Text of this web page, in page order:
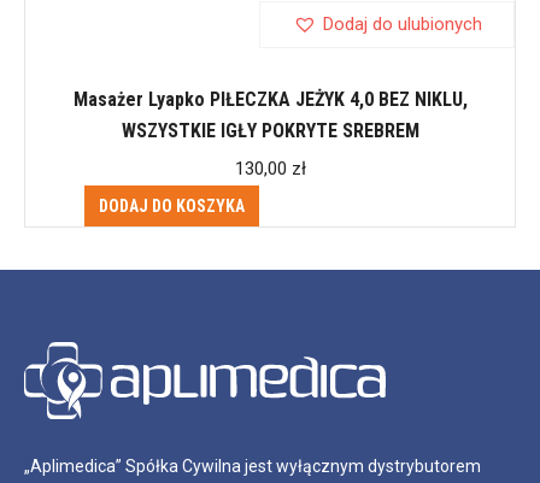
Dodaj do ulubionych
Masażer Lyapko PIŁECZKA JEŻYK 4,0 BEZ NIKLU,
WSZYSTKIE IGŁY POKRYTE SREBREM
130,00 zł
DODAJ DO KOSZYKA
„Aplimedica” Spółka Cywilna jest wyłącznym dystrybutorem